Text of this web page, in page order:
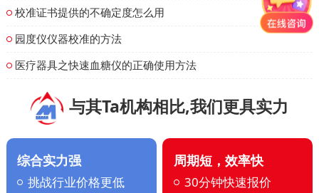
校准证书提供的不确定度怎么用
园度仪仪器校准的方法
医疗器具之快速血糖仪的正确使用方法
与其Ta机构相比,我们更具实力
综合实力强
挑战行业价格更低
周期短，效率快
30分钟快速报价